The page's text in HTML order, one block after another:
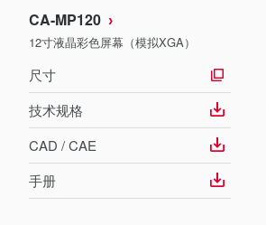
CA-MP120
12寸液晶彩色屏幕（模拟XGA）
尺寸
技术规格
CAD / CAE
手册